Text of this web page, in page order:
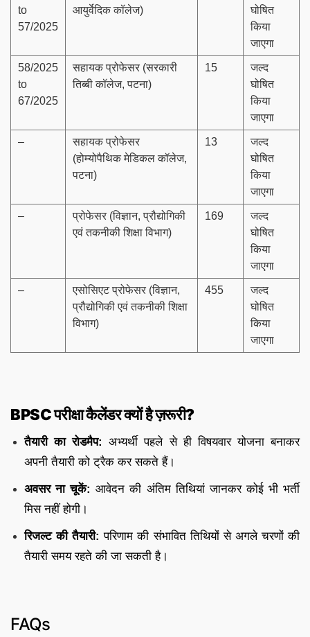
to
57/2025
आयुर्वेदिक कॉलेज)
घोषित
किया
जाएगा
58/2025
to
67/2025
सहायक प्रोफेसर (सरकारी
तिब्बी कॉलेज, पटना)
15
जल्द
घोषित
किया
जाएगा
–
सहायक प्रोफेसर
(होम्योपैथिक मेडिकल कॉलेज,
पटना)
13
जल्द
घोषित
किया
जाएगा
–
प्रोफेसर (विज्ञान, प्रौद्योगिकी
एवं तकनीकी शिक्षा विभाग)
169
जल्द
घोषित
किया
जाएगा
–
एसोसिएट प्रोफेसर (विज्ञान,
प्रौद्योगिकी एवं तकनीकी शिक्षा
विभाग)
455
जल्द
घोषित
किया
जाएगा
BPSC परीक्षा कैलेंडर क्यों है ज़रूरी?
तैयारी का रोडमैप: अभ्यर्थी पहले से ही विषयवार योजना बनाकर
अपनी तैयारी को ट्रैक कर सकते हैं।
अवसर ना चूकें: आवेदन की अंतिम तिथियां जानकर कोई भी भर्ती
मिस नहीं होगी।
रिजल्ट की तैयारी: परिणाम की संभावित तिथियों से अगले चरणों की
तैयारी समय रहते की जा सकती है।
FAQs